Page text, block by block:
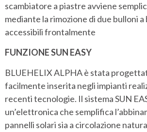
scambiatore a piastre avviene
mediante la rimozione di due bulloni a
accessibili frontalmente
FUNZIONE SUN EASY
BLUEHELIX ALPHA è stata
facilmente inserita negli impianti
recenti tecnologie. Il sistema SUN
un’elettronica che semplifica
pannelli solari sia a circolazione